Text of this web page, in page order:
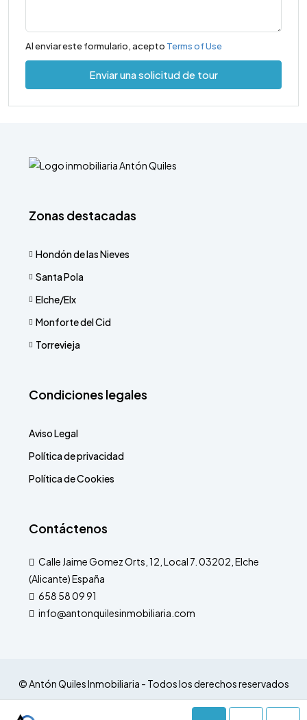
Al enviar este formulario, acepto Terms of Use
Enviar una solicitud de tour
Zonas destacadas
Hondón de las Nieves
Santa Pola
Elche/Elx
Monforte del Cid
Torrevieja
Condiciones legales
Aviso Legal
Política de privacidad
Política de Cookies
Contáctenos
Calle Jaime Gomez Orts, 12, Local 7. 03202, Elche
(Alicante) España
658 58 09 91
info@antonquilesinmobiliaria.com
© Antón Quiles Inmobiliaria - Todos los derechos reservados